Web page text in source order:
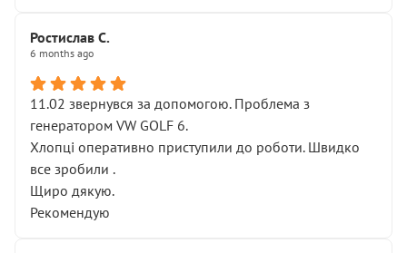
Ростислав С.
6 months ago
11.02 звернувся за допомогою. Проблема з
генератором VW GOLF 6.
Хлопці оперативно приступили до роботи. Швидко
все зробили .
Щиро дякую.
Рекомендую